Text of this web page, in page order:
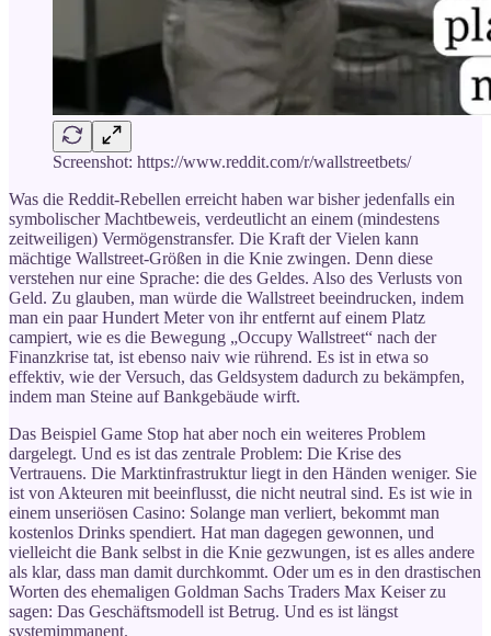
Screenshot: https://www.reddit.com/r/wallstreetbets/
Was die Reddit-Rebellen erreicht haben war bisher jedenfalls ein
symbolischer Machtbeweis, verdeutlicht an einem (mindestens
zeitweiligen) Vermögenstransfer. Die Kraft der Vielen kann
mächtige Wallstreet-Größen in die Knie zwingen. Denn diese
verstehen nur eine Sprache: die des Geldes. Also des Verlusts von
Geld. Zu glauben, man würde die Wallstreet beeindrucken, indem
man ein paar Hundert Meter von ihr entfernt auf einem Platz
campiert, wie es die Bewegung „Occupy Wallstreet“ nach der
Finanzkrise tat, ist ebenso naiv wie rührend. Es ist in etwa so
effektiv, wie der Versuch, das Geldsystem dadurch zu bekämpfen,
indem man Steine auf Bankgebäude wirft.
Das Beispiel Game Stop hat aber noch ein weiteres Problem
dargelegt. Und es ist das zentrale Problem: Die Krise des
Vertrauens. Die Marktinfrastruktur liegt in den Händen weniger. Sie
ist von Akteuren mit beeinflusst, die nicht neutral sind. Es ist wie in
einem unseriösen Casino: Solange man verliert, bekommt man
kostenlos Drinks spendiert. Hat man dagegen gewonnen, und
vielleicht die Bank selbst in die Knie gezwungen, ist es alles andere
als klar, dass man damit durchkommt. Oder um es in den drastischen
Worten des ehemaligen Goldman Sachs Traders Max Keiser zu
sagen: Das Geschäftsmodell ist Betrug. Und es ist längst
systemimmanent.